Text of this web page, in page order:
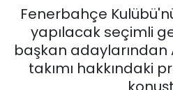
Fenerbahçe
yapılacak seçimli
başkan adaylarından
takımı hakkındaki
EĞİTİM
EKONOMİ
Tüm Manşetler
Son Dakika Haberleri